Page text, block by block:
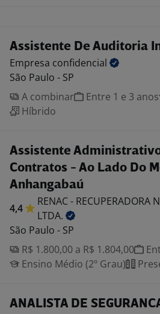
Assistente De Auditoria
Empresa confidencial
São Paulo - SP
A combinar
Entre 1 e 3 anos
Híbrido
Assistente
Contratos - Ao Lado Do
Anhangabaú
4,4
RENAC - RECUPERADORA
LTDA.
São Paulo - SP
R$ 1.800,00 a R$ 1.804,00
Ensino Médio (2º Grau)
ANALISTA DE